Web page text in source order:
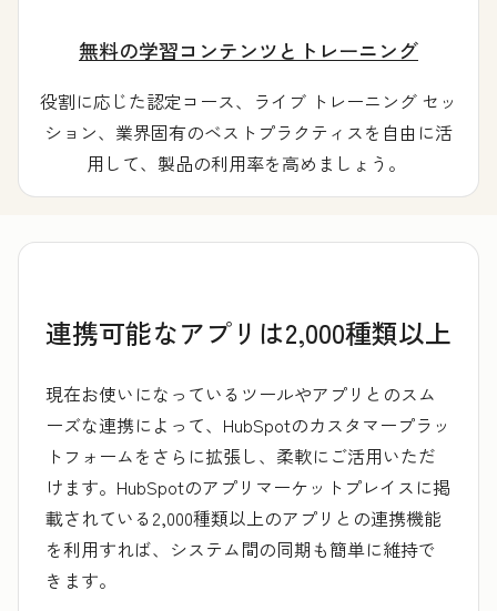
無料の学習コンテンツとトレーニング
役割に応じた認定コース、ライブ トレーニング セッ
ション、業界固有のベストプラクティスを自由に活
用して、製品の利用率を高めましょう。
連携可能なアプリは2,000種類以上
現在お使いになっているツールやアプリとのスム
ーズな連携によって、HubSpotのカスタマープラッ
トフォームをさらに拡張し、柔軟にご活用いただ
けます。HubSpotのアプリマーケットプレイスに掲
載されている2,000種類以上のアプリとの連携機能
を利用すれば、システム間の同期も簡単に維持で
きます。